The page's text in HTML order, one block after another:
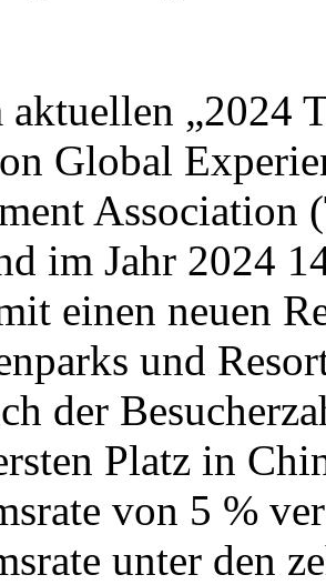
aktuellen „2024
Global
Association
im Jahr 2024
einen neuen
und
der
Platz in
von 5 %
unter den